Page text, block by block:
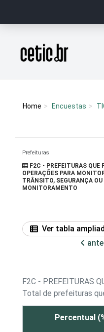
Página inicial
Home Encuestas
Prefeituras
F2C - PREFEITURAS QUE
OPERAÇÕES PARA
TRÂNSITO, SEGURANÇA
MONITORAMENTO
Ver tabla
F2C - PREFEITURAS
Total de prefeituras
Percentual